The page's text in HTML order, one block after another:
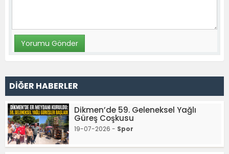
DİĞER HABERLER
Dikmen’de 59. Geleneksel Yağlı
Güreş Coşkusu
19-07-2026 - Spor